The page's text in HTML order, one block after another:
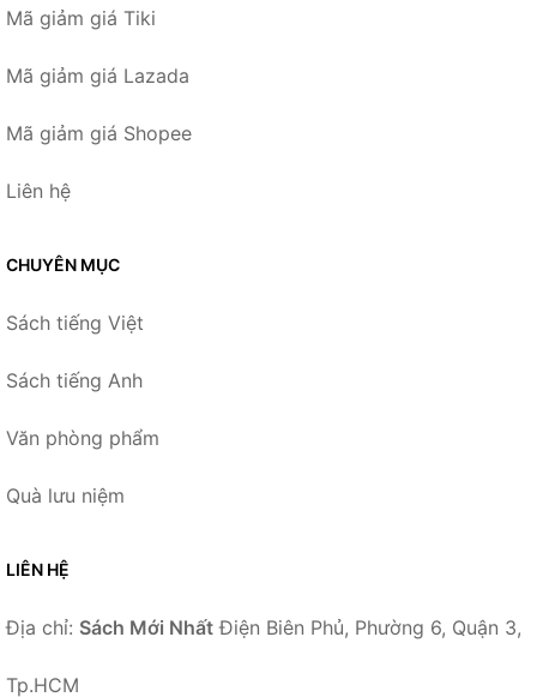
Mã giảm giá Tiki
Mã giảm giá Lazada
Mã giảm giá Shopee
Liên hệ
CHUYÊN MỤC
Sách tiếng Việt
Sách tiếng Anh
Văn phòng phẩm
Quà lưu niệm
LIÊN HỆ
Địa chỉ: Sách Mới Nhất Điện Biên Phủ, Phường 6, Quận 3,
Tp.HCM